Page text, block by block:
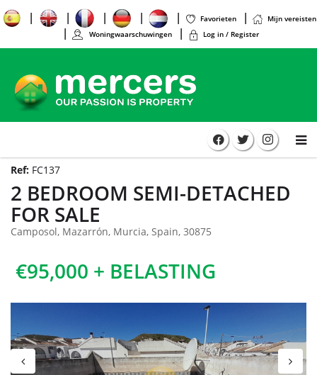
Favorieten
Mijn vereisten
Woningwaarschuwingen
Log in / Register
Ref: FC137
2 BEDROOM SEMI-DETACHED
FOR SALE
Camposol, Mazarrón, Murcia, Spain, 30875
€95,000 + BELASTING